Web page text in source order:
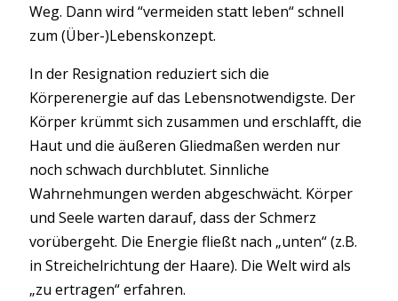
Weg. Dann wird “vermeiden statt leben“ schnell
zum (Über-)Lebenskonzept.
In der Resignation reduziert sich die
Körperenergie auf das Lebensnotwendigste. Der
Körper krümmt sich zusammen und erschlafft, die
Haut und die äußeren Gliedmaßen werden nur
noch schwach durchblutet. Sinnliche
Wahrnehmungen werden abgeschwächt. Körper
und Seele warten darauf, dass der Schmerz
vorübergeht. Die Energie fließt nach „unten“ (z.B.
in Streichelrichtung der Haare). Die Welt wird als
„zu ertragen“ erfahren.